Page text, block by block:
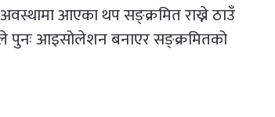
आएका थप सङ्क्रमित राख्ने ठाउँ
पुनः आइसोलेशन बनाएर सङ्क्रमितको